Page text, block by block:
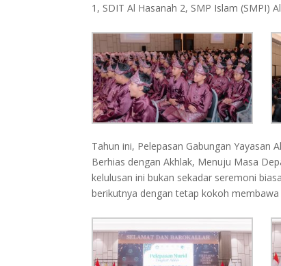
1, SDIT Al Hasanah 2, SMP Islam (SMPI)
Tahun ini, Pelepasan Gabungan Yayasan
Berhias dengan Akhlak, Menuju Masa
kelulusan ini bukan sekadar seremoni
berikutnya dengan tetap kokoh